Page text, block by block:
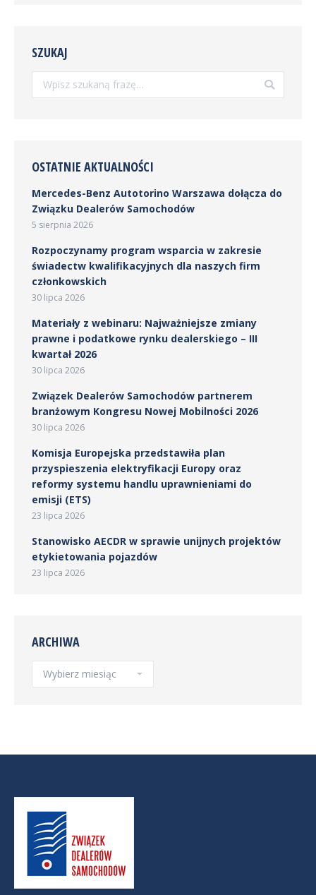
SZUKAJ
Szukaj:
OSTATNIE AKTUALNOŚCI
Mercedes-Benz Autotorino Warszawa dołącza do
Związku Dealerów Samochodów
5 sierpnia 2026
Rozpoczynamy program wsparcia w zakresie
świadectw kwalifikacyjnych dla naszych firm
członkowskich
30 lipca 2026
Materiały z webinaru: Najważniejsze zmiany
prawne i podatkowe rynku dealerskiego – III
kwartał 2026
30 lipca 2026
Związek Dealerów Samochodów partnerem
branżowym Kongresu Nowej Mobilności 2026
30 lipca 2026
Komisja Europejska przedstawiła plan
przyspieszenia elektryfikacji Europy oraz
reformy systemu handlu uprawnieniami do
emisji (ETS)
23 lipca 2026
Stanowisko AECDR w sprawie unijnych projektów
etykietowania pojazdów
23 lipca 2026
ARCHIWA
Archiwa